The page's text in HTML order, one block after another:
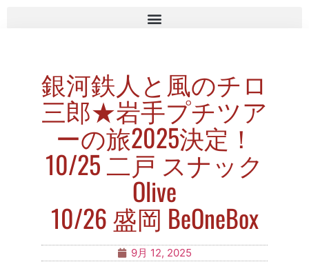
銀河鉄人と風のチロ
三郎★岩手プチツア
ーの旅2025決定！
10/25 二戸 スナック
Olive
10/26 盛岡 BeOneBox
9月 12, 2025